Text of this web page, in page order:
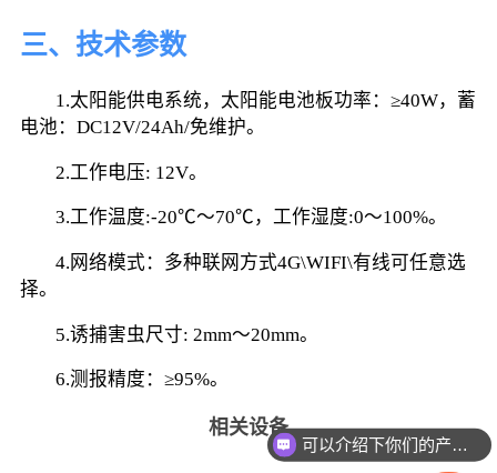
三、技术参数
电池：DC12V/24Ah/免维护。
2.工作电压: 12V。
3.工作温度:-20℃～70℃，工作湿度:0～100%。
择。
5.诱捕害虫尺寸: 2mm～20mm。
6.测报精度：≥95%。
相关设备
可以介绍下你们的产品么